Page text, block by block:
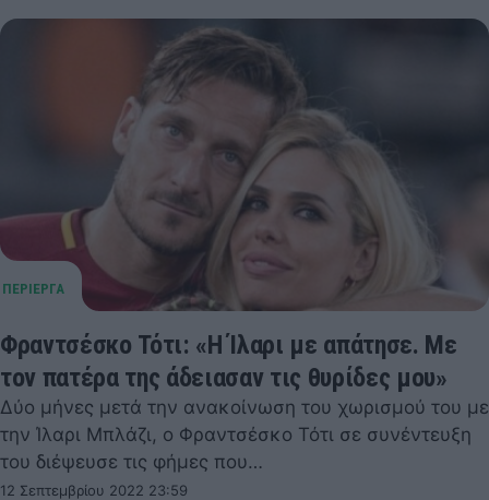
Φραντσέσκο Τότι: «Η Ίλαρι με απάτησε. Mε
τον πατέρα της άδειασαν τις θυρίδες μου»
Δύο μήνες μετά την ανακοίνωση του χωρισμού του με
την Ίλαρι Μπλάζι, ο Φραντσέσκο Τότι σε συνέντευξη
του διέψευσε τις φήμες που…
12 Σεπτεμβρίου 2022 23:59